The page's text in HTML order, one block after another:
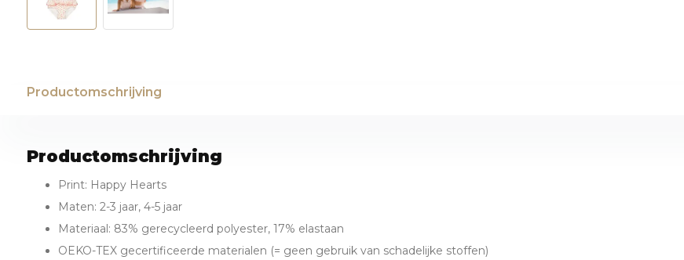
Productomschrijving
Productomschrijving
Print: Happy Hearts
Maten: 2-3 jaar, 4-5 jaar
Materiaal: 83% gerecycleerd polyester, 17% elastaan
OEKO-TEX gecertificeerde materialen (= geen gebruik van schadelijke stoffen)